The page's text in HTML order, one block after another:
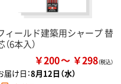
ィールド建築用シャープ 替
（6本入）
￥200 ￥298
届け日：8月12日（水）